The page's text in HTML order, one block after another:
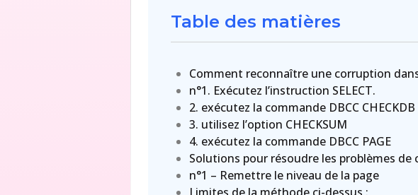
Table des matières
Comment reconnaître une corruption
n°1. Exécutez l’instruction SELECT.
2. exécutez la commande DBCC CHECKDB
3. utilisez l’option CHECKSUM
4. exécutez la commande DBCC PAGE
Solutions pour résoudre les problèmes de
n°1 – Remettre le niveau de la page